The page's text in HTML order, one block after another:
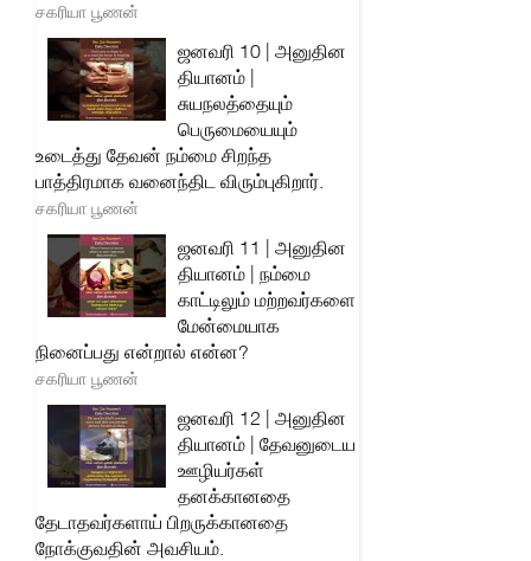
சகரியா பூணன்
ஜனவரி 10 | அனுதின
தியானம் |
சுயநலத்தையும்
பெருமையையும்
உடைத்து தேவன் நம்மை சிறந்த
பாத்திரமாக வனைந்திட விரும்புகிறார்.
சகரியா பூணன்
ஜனவரி 11 | அனுதின
தியானம் | நம்மை
காட்டிலும் மற்றவர்களை
மேன்மையாக
நினைப்பது என்றால் என்ன?
சகரியா பூணன்
ஜனவரி 12 | அனுதின
தியானம் | தேவனுடைய
ஊழியர்கள்
தனக்கானதை
தேடாதவர்களாய் பிறருக்கானதை
நோக்குவதின் அவசியம்.